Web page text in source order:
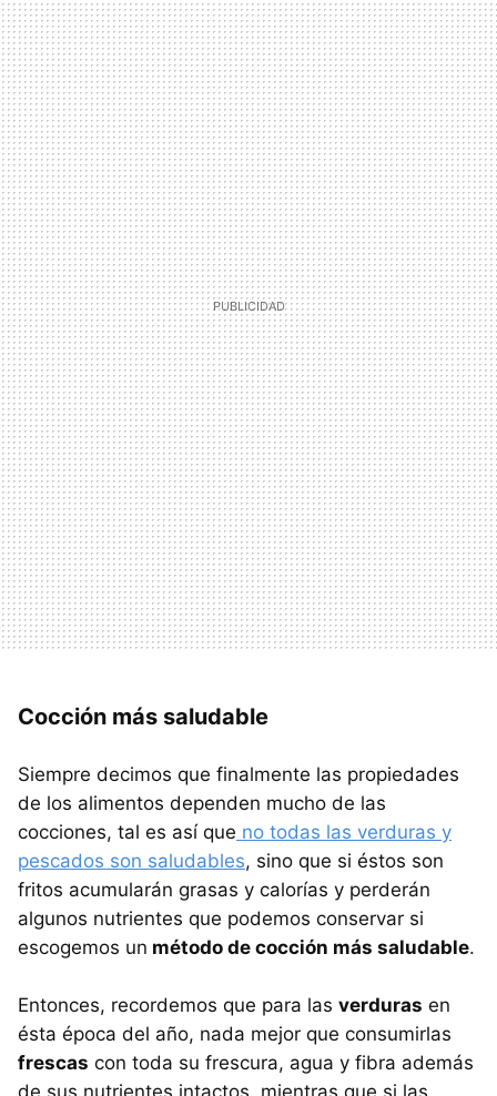
Cocción más saludable
Siempre decimos que finalmente las propiedades
de los alimentos dependen mucho de las
cocciones, tal es así que no todas las verduras y
pescados son saludables, sino que si éstos son
fritos acumularán grasas y calorías y perderán
algunos nutrientes que podemos conservar si
escogemos un método de cocción más saludable.
Entonces, recordemos que para las verduras en
ésta época del año, nada mejor que consumirlas
frescas con toda su frescura, agua y fibra además
de sus nutrientes intactos, mientras que si las